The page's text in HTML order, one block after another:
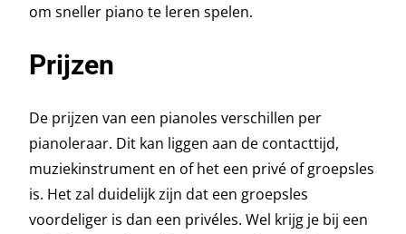
om sneller piano te leren spelen.
Prijzen
De prijzen van een pianoles verschillen per
pianoleraar. Dit kan liggen aan de contacttijd,
muziekinstrument en of het een privé of groepsles
is. Het zal duidelijk zijn dat een groepsles
voordeliger is dan een privéles. Wel krijg je bij een